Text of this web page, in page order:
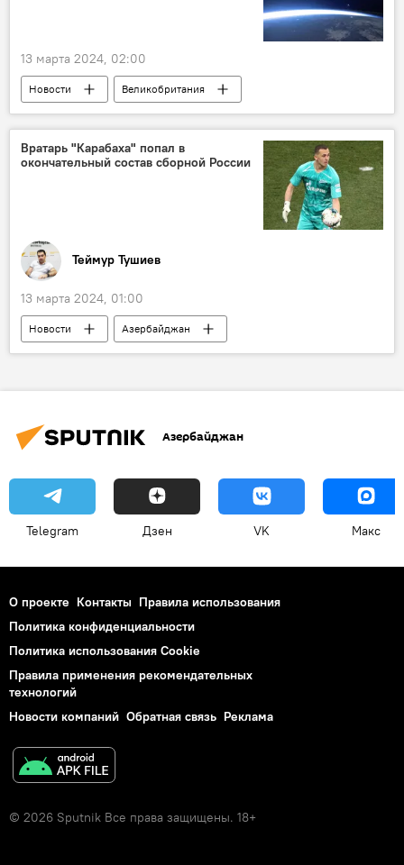
автор проекта Дома правительства в Баку Лев Руднев
КГБ СССР
Общество
13 марта 2024, 02:00
Новости
Великобритания
Кембриджский университет
Открытие
Атмосфера
связь
углекислый газ
Леса
Вратарь "Карабаха" попал в
окончательный состав сборной России
Теймур Тушиев
13 марта 2024, 01:00
Новости
Азербайджан
ФК "Карабах"
вратарь Андрей Лунев
Парагвай
Спорт
Азербайджан
Telegram Дзен VK Макс
О проекте Контакты Правила использования
Политика конфиденциальности
Политика использования Cookie
Правила применения рекомендательных
технологий
Новости компаний Обратная связь Реклама
© 2026 Sputnik Все права защищены. 18+